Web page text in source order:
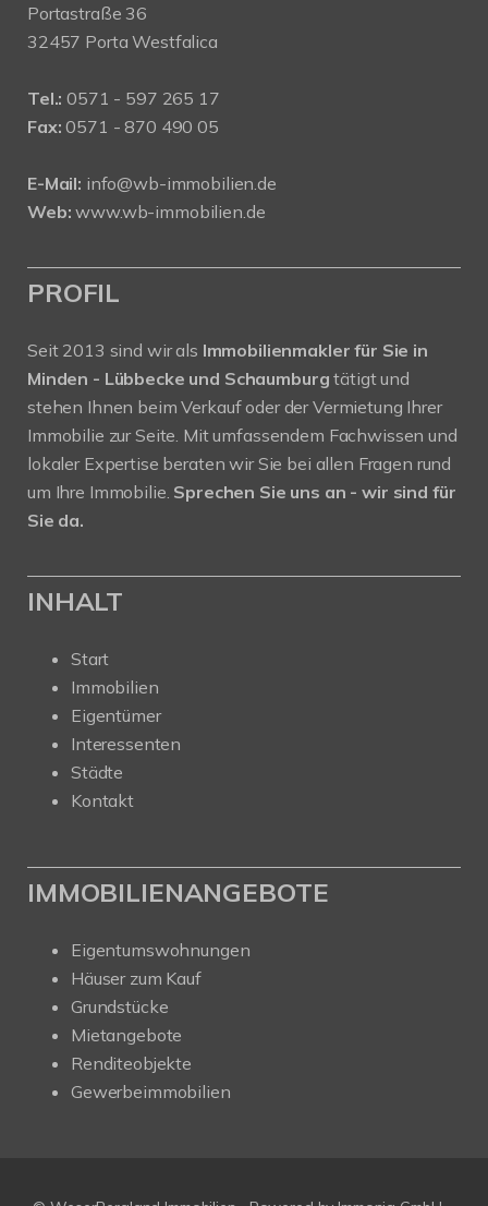
Portastraße 36
32457 Porta Westfalica
Tel.: 0571 - 597 265 17
Fax: 0571 - 870 490 05
E-Mail: info@wb-immobilien.de
Web: www.wb-immobilien.de
PROFIL
Seit 2013 sind wir als Immobilienmakler für Sie in
Minden - Lübbecke und Schaumburgtätigt und
stehen Ihnen beim Verkauf oder der Vermietung Ihrer
Immobilie zur Seite. Mit umfassendem Fachwissen und
lokaler Expertise beraten wir Sie bei allen Fragen rund
um Ihre Immobilie. Sprechen Sie uns an - wir sind für
Sie da.
INHALT
Start
Immobilien
Eigentümer
Interessenten
Städte
Kontakt
IMMOBILIENANGEBOTE
Eigentumswohnungen
Häuser zum Kauf
Grundstücke
Mietangebote
Renditeobjekte
Gewerbeimmobilien